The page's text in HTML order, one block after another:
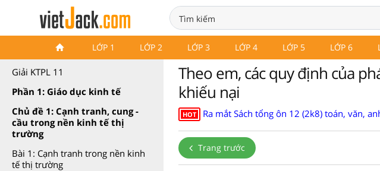
LỚP 1 LỚP 2 LỚP 3 LỚP 4 LỚP 5 LỚP 6
Kinh tế pháp luật 11 Kết nối
Giải KTPL 11
Phần 1: Giáo dục kinh tế
Chủ đề 1: Cạnh tranh, cung -
cầu trong nền kinh tế thị
trường
Bài 1: Cạnh tranh trong nền kinh
tế thị trường
Theo em, các quy định của
khiếu nại
HOT Ra mắt Sách tổng ôn 12 (2k8) toán, văn,
Trang trước